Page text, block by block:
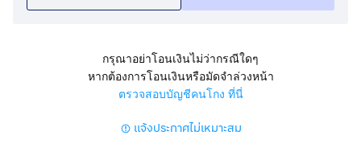
กรุณาอย่าโอนเงินไม่ว่ากรณีใดๆ
หากต้องการโอนเงินหรือมัดจำล่วงหน้า
ตรวจสอบบัญชีคนโกง ที่นี่
แจ้งประกาศไม่เหมาะสม